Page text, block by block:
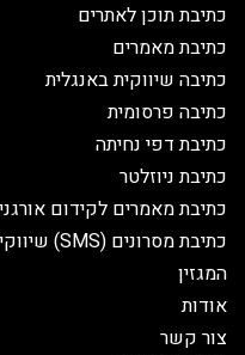
כתיבת תוכן לאתרים
כתיבת מאמרים
כתיבה שיווקית באנגלית
כתיבה פרסומית
כתיבת דפי נחיתה
כתיבת ניוזלטר
כתיבת מאמרים לקידום אורגני
כתיבת מסרונים (SMS) שיווקיים
המגזין
אודות
צור קשר